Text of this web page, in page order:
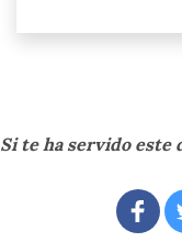
Si te ha servido este